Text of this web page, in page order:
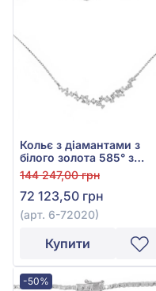
Кольє з діамантами з
білого золота 585° з
діамантом 0,62ct, арт. 6-
72020
144 247,00 грн
72 123,50 грн
(арт. 6-72020)
Купити
-50%